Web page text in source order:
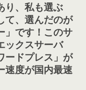
り、私も選ぶ
て、選んだのが
」です！このサ
ックスサーバ
ードプレス」が
速度が国内最速